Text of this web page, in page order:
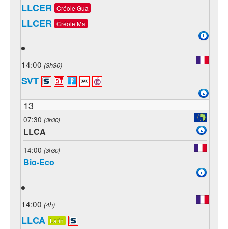
LLCER Créole Gua
LLCER Créole Ma
14:00 (3h30)
SVT
13
07:30 (3h30)
LLCA
14:00 (3h30)
Bio-Eco
14:00 (4h)
LLCA Latin